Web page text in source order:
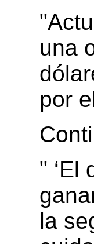
una
por
" ‘El
la